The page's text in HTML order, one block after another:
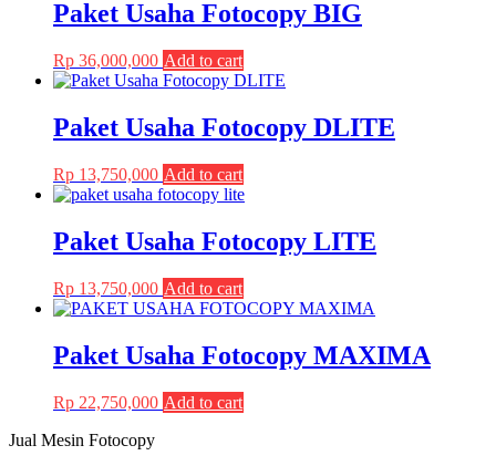
product
product
Paket Usaha Fotocopy BIG
Rp 36,000,000 Add to cart
Paket Usaha Fotocopy DLITE
Rp 13,750,000 Add to cart
Paket Usaha Fotocopy LITE
Rp 13,750,000 Add to cart
Paket Usaha Fotocopy MAXIMA
Rp 22,750,000 Add to cart
Jual Mesin Fotocopy